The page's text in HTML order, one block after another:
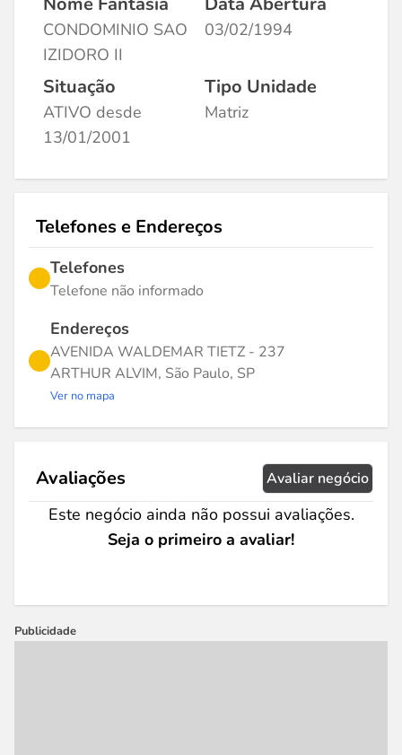
CONDOMINIO SAO
IZIDORO II
03/02/1994
Situação
ATIVO desde
13/01/2001
Tipo Unidade
Matriz
Telefones e Endereços
Telefones
Telefone não informado
Endereços
AVENIDA WALDEMAR TIETZ - 237
ARTHUR ALVIM, São Paulo, SP
Ver no mapa
Avaliações Avaliar negócio
Este negócio ainda não possui avaliações.
Seja o primeiro a avaliar!
Publicidade